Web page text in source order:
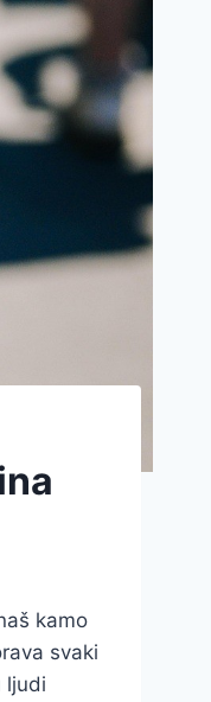
kamo
svaki
ljudi